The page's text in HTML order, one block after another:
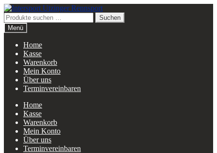
Zur
Navigation
springen
Zum
Inhalt
springen
Suchen
nach:
Suchen
Menü
Home
Kasse
Warenkorb
Mein Konto
Über uns
Terminvereinbaren
Home
Kasse
Warenkorb
Mein Konto
Über uns
Terminvereinbaren